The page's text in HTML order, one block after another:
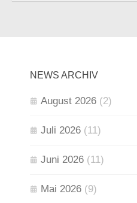
NEWS ARCHIV
August 2026 (2)
Juli 2026 (11)
Juni 2026 (11)
Mai 2026 (9)